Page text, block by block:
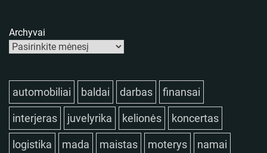
Archyvai
automobiliai baldai darbas finansai
interjeras juvelyrika kelionės koncertas
logistika mada maistas moterys namai